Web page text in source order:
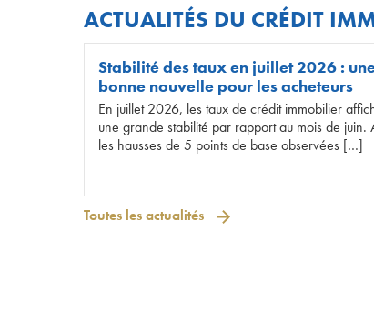
ACTUALITÉS DU CRÉDIT
Stabilité des taux en juillet 2026 :
bonne nouvelle pour les acheteurs
En juillet 2026, les taux de crédit immobilier
une grande stabilité par rapport au mois de juin.
les hausses de 5 points de base observées […]
Toutes les actualités